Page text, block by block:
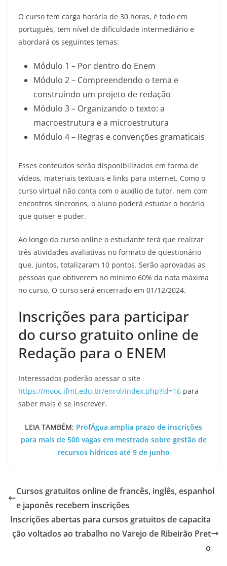
O curso tem carga horária de 30 horas, é todo em
português, tem nível de dificuldade intermediário e
abordará os seguintes temas:
Módulo 1 – Por dentro do Enem
Módulo 2 – Compreendendo o tema e
construindo um projeto de redação
Módulo 3 – Organizando o texto: a
macroestrutura e a microestrutura
Módulo 4 – Regras e convenções gramaticais
Esses conteúdos serão disponibilizados em forma de
vídeos, materiais textuais e links para internet. Como o
curso virtual não conta com o auxílio de tutor, nem com
encontros síncronos, o aluno poderá estudar o horário
que quiser e puder.
Ao longo do curso online o estudante terá que realizar
três atividades avaliativas no formato de questionário
que, juntos, totalizaram 10 pontos. Serão aprovadas as
pessoas que obtiverem no mínimo 60% da nota máxima
no curso. O curso será encerrado em 01/12/2024.
Inscrições para participar
do curso gratuito online de
Redação para o ENEM
Interessados poderão acessar o site
https://mooc.ifmt.edu.br/enrol/index.php?id=16 para
saber mais e se inscrever.
LEIA TAMBÉM: ProfÁgua amplia prazo de inscrições
para mais de 500 vagas em mestrado sobre gestão de
recursos hídricos até 9 de junho
Cursos gratuitos online de francês, inglês, espanhol
e japonês recebem inscrições
Inscrições abertas para cursos gratuitos de capacita
ção voltados ao trabalho no Varejo de Ribeirão Pret
o